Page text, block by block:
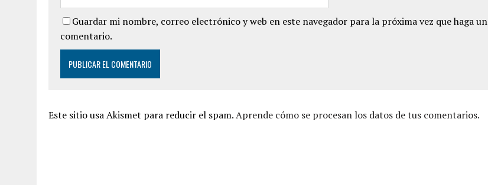
Guardar mi nombre, correo electrónico y web en este navegador para la próxima vez que haga un
comentario.
Este sitio usa Akismet para reducir el spam.Aprende cómo se procesan los datos de tus comentarios.